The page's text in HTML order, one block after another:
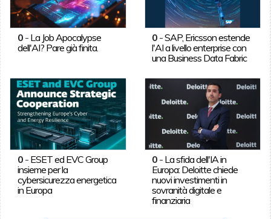
0- La Job Apocalypse
dell'AI? Pare già finita.
0 -SAP, Ericsson estende
l'AI a livello enterprise con
una Business Data Fabric
0- ESET ed EVC Group
insieme per la
cybersicurezza energetica
in Europa
0 - La sfida dell'IA in
Europa: Deloitte chiede
nuovi investimenti in
sovranità digitale e
finanziaria